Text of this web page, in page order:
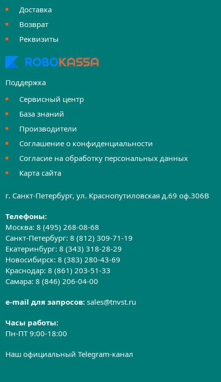
Доставка
Возврат
Реквизиты
Поддержка
Сервисный центр
База знаний
Производители
Соглашение о конфиденциальности
Согласие на обработку персональных данных
Карта сайта
г. Санкт-Петербург, ул. Краснопутиловская д.69 оф.306B
Телефоны:
Москва:8 (495) 268-08-68
Санкт-Петербург:8 (812) 309-71-19
Екатеринбург:8 (343) 318-28-29
Новосибирск:8 (383) 280-43-69
Краснодар:8 (861) 203-51-33
Самара:8 (846) 206-04-00
e-mail для запросов:sales@tnvst.ru
Часы работы:
Пн-ПТ 9:00-18:00
Наш официальный Telegram-канал